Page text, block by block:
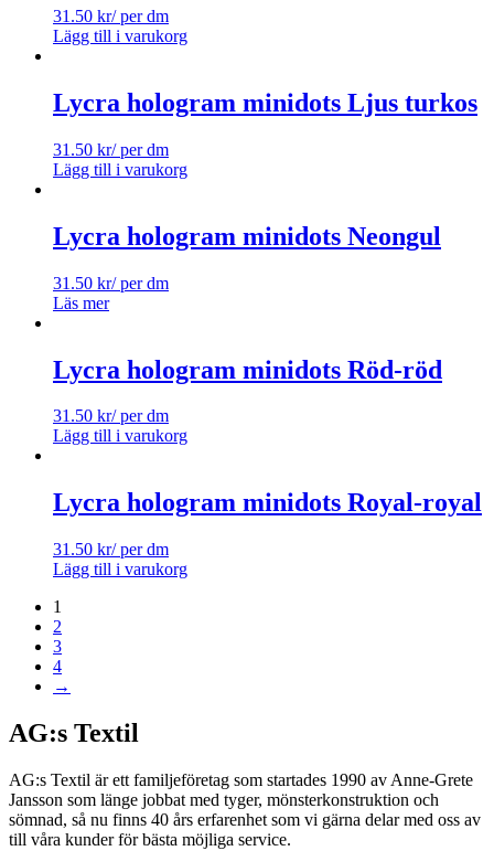
31.50 kr/ per dm
Lägg till i varukorg
Lycra hologram minidots Ljus turkos
31.50 kr/ per dm
Lägg till i varukorg
Lycra hologram minidots Neongul
31.50 kr/ per dm
Läs mer
Lycra hologram minidots Röd-röd
31.50 kr/ per dm
Lägg till i varukorg
Lycra hologram minidots Royal-royal
31.50 kr/ per dm
Lägg till i varukorg
1
2
3
4
→
AG:s Textil
AG:s Textil är ett familjeföretag som startades 1990 av Anne-Grete
Jansson som länge jobbat med tyger, mönsterkonstruktion och
sömnad, så nu finns 40 års erfarenhet som vi gärna delar med oss av
till våra kunder för bästa möjliga service.